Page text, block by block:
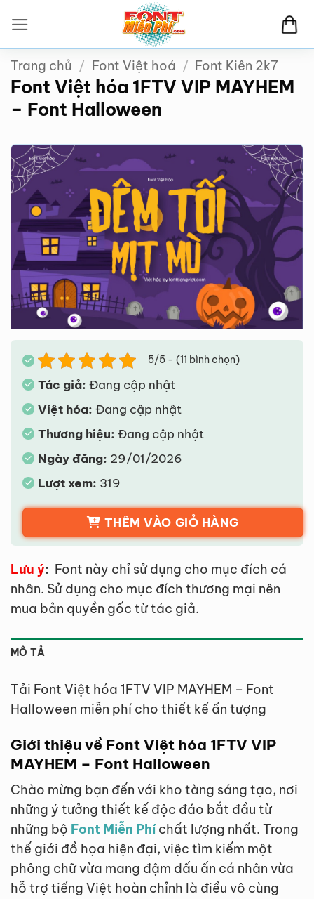
qua
nội
dung
Trang chủ / Font Việt hoá / Font Kiên 2k7
Font Việt hóa 1FTV VIP MAYHEM
– Font Halloween
5/5 - (11 bình chọn)
Tác giả: Đang cập nhật
Việt hóa: Đang cập nhật
Thương hiệu: Đang cập nhật
Ngày đăng: 29/01/2026
Lượt xem: 319
THÊM VÀO GIỎ HÀNG
Lưu ý: Font này chỉ sử dụng cho mục đích cá
nhân. Sử dụng cho mục đích thương mại nên
mua bản quyền gốc từ tác giả.
MÔ TẢ
Tải Font Việt hóa 1FTV VIP MAYHEM – Font
Halloween miễn phí cho thiết kế ấn tượng
Giới thiệu về Font Việt hóa 1FTV VIP
MAYHEM – Font Halloween
Chào mừng bạn đến với kho tàng sáng tạo, nơi
những ý tưởng thiết kế độc đáo bắt đầu từ
những bộ Font Miễn Phíchất lượng nhất. Trong
thế giới đồ họa hiện đại, việc tìm kiếm một
phông chữ vừa mang đậm dấu ấn cá nhân vừa
hỗ trợ tiếng Việt hoàn chỉnh là điều vô cùng